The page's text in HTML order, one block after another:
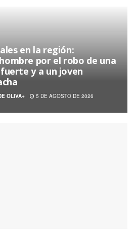
en la región:
por el robo de una
y a un joven
OLIVA+ 5 DE AGOSTO DE 2026